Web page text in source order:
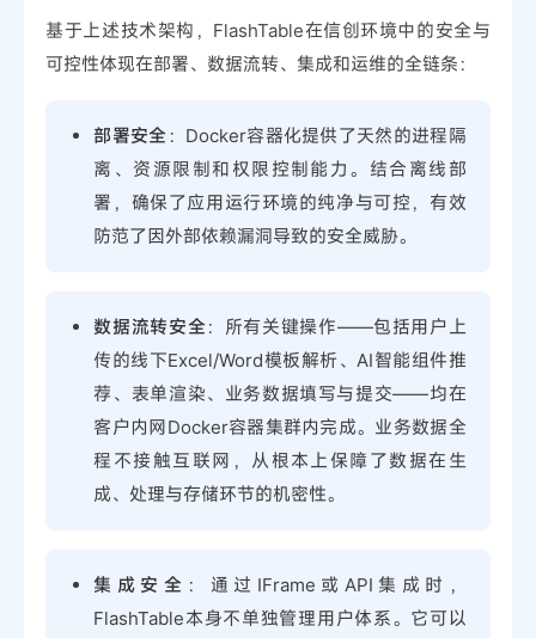
基于上述技术架构，FlashTable在信创环境中的安全与
可控性体现在部署、数据流转、集成和运维的全链条：
部署安全 ：Docker容器化提供了天然的进程隔
离、资源限制和权限控制能力。结合离线部
署，确保了应用运行环境的纯净与可控，有效
防范了因外部依赖漏洞导致的安全威胁。
数据流转安全 ：所有关键操作——包括用户上
传的线下Excel/Word模板解析、AI智能组件推
荐、表单渲染、业务数据填写与提交——均在
客户内网Docker容器集群内完成。业务数据全
程不接触互联网，从根本上保障了数据在生
成、处理与存储环节的机密性。
集成安全 ：通过IFrame或API集成时，
FlashTable本身不单独管理用户体系。它可以